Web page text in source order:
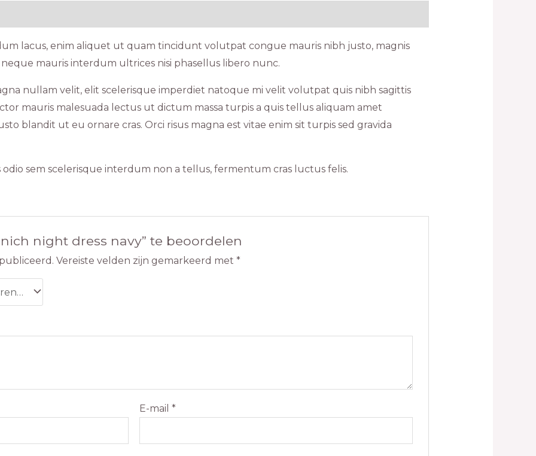
lacus, enim aliquet ut quam tincidunt volutpat congue mauris nibh justo, magnis
mauris interdum ultrices nisi phasellus libero nunc.
nullam velit, elit scelerisque imperdiet natoque mi velit volutpat quis nibh sagittis
mauris malesuada lectus ut dictum massa turpis a quis tellus aliquam amet
blandit ut eu ornare cras. Orci risus magna est vitae enim sit turpis sed gravida
odio sem scelerisque interdum non a tellus, fermentum cras luctus felis.
night dress navy” te beoordelen
Vereiste velden zijn gemarkeerd met*
E-mail*